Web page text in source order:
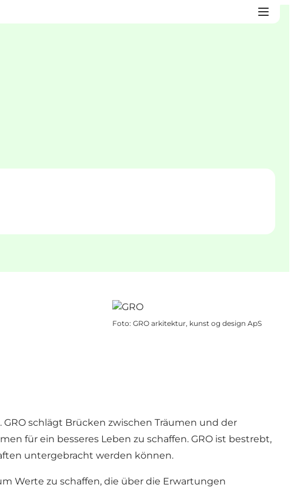
Foto: GRO arkitektur, kunst og design ApS
schlägt Brücken zwischen Träumen und der
für ein besseres Leben zu schaffen. GRO ist bestrebt,
untergebracht werden können.
Werte zu schaffen, die über die Erwartungen